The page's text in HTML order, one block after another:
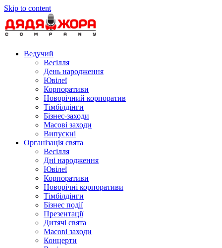
Skip to content
Ведучий
Весілля
День народження
Ювілеї
Корпоративи
Новорічний корпоратив
Тімбілдінги
Бізнес-заходи
Масові заходи
Випускні
Організація свята
Весілля
Дні народження
Ювілеї
Корпоративи
Новорічні корпоративи
Тімбілдінги
Бізнес події
Презентації
Дитячі свята
Масові заходи
Концерти